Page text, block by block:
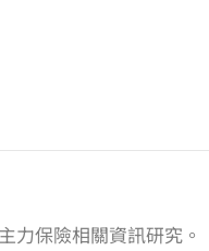
力保險相關資訊研究。